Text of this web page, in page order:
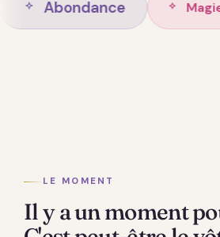
de vie Abondance
LE MOMENT
Il y a un moment